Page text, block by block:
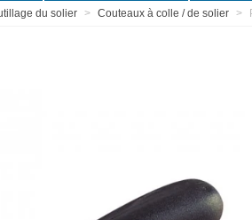
du solier > Couteaux à colle / de solier >